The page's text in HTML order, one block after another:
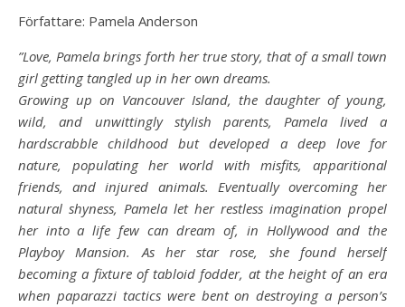
Författare: Pamela Anderson
”Love, Pamela brings forth her true story, that of a small town
girl getting tangled up in her own dreams.
Growing up on Vancouver Island, the daughter of young,
wild, and unwittingly stylish parents, Pamela lived a
hardscrabble childhood but developed a deep love for
nature, populating her world with misfits, apparitional
friends, and injured animals. Eventually overcoming her
natural shyness, Pamela let her restless imagination propel
her into a life few can dream of, in Hollywood and the
Playboy Mansion. As her star rose, she found herself
becoming a fixture of tabloid fodder, at the height of an era
when paparazzi tactics were bent on destroying a person’s